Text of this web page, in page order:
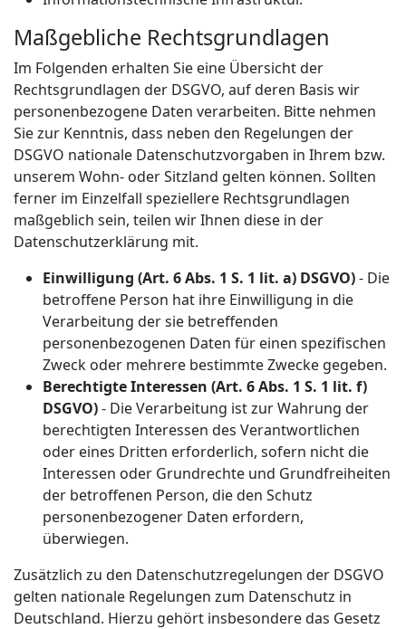
Maßgebliche Rechtsgrundlagen
Im Folgenden erhalten Sie eine Übersicht der
Rechtsgrundlagen der DSGVO, auf deren Basis wir
personenbezogene Daten verarbeiten. Bitte nehmen
Sie zur Kenntnis, dass neben den Regelungen der
DSGVO nationale Datenschutzvorgaben in Ihrem bzw.
unserem Wohn- oder Sitzland gelten können. Sollten
ferner im Einzelfall speziellere Rechtsgrundlagen
maßgeblich sein, teilen wir Ihnen diese in der
Datenschutzerklärung mit.
Einwilligung (Art. 6 Abs. 1 S. 1 lit. a) DSGVO)- Die
betroffene Person hat ihre Einwilligung in die
Verarbeitung der sie betreffenden
personenbezogenen Daten für einen spezifischen
Zweck oder mehrere bestimmte Zwecke gegeben.
Berechtigte Interessen (Art. 6 Abs. 1 S. 1 lit. f)
DSGVO)- Die Verarbeitung ist zur Wahrung der
berechtigten Interessen des Verantwortlichen
oder eines Dritten erforderlich, sofern nicht die
Interessen oder Grundrechte und Grundfreiheiten
der betroffenen Person, die den Schutz
personenbezogener Daten erfordern,
überwiegen.
Zusätzlich zu den Datenschutzregelungen der DSGVO
gelten nationale Regelungen zum Datenschutz in
Deutschland. Hierzu gehört insbesondere das Gesetz